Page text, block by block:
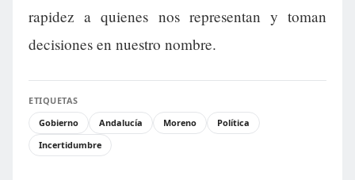
rapidez a quienes nos representan y toman
decisiones en nuestro nombre.
ETIQUETAS
Gobierno
Andalucía Moreno
Política
Incertidumbre